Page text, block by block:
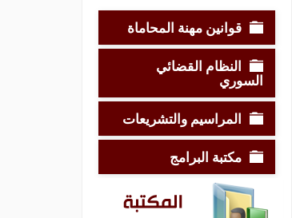
قوانين مهنة المحاماة
النظام القضائي
السوري
المراسيم والتشريعات
مكتبة البرامج